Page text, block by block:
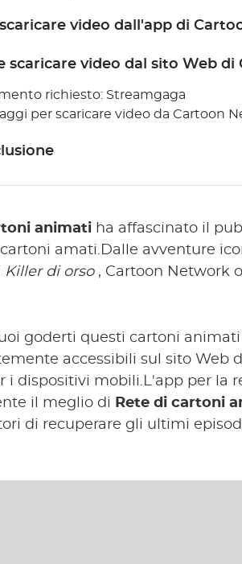
video dall'app di
scaricare video dal sito Web
richiesto: Streamgaga
per scaricare video da Cartoon
animati ha affascinato il
amati.Dalle avventure
Killer di orso , Cartoon Network
goderti questi cartoni
accessibili sul sito Web
i dispositivi mobili.L'app per la
il meglio di
Rete di cartoni
di recuperare gli ultimi